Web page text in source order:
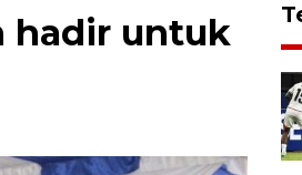
hadir untuk